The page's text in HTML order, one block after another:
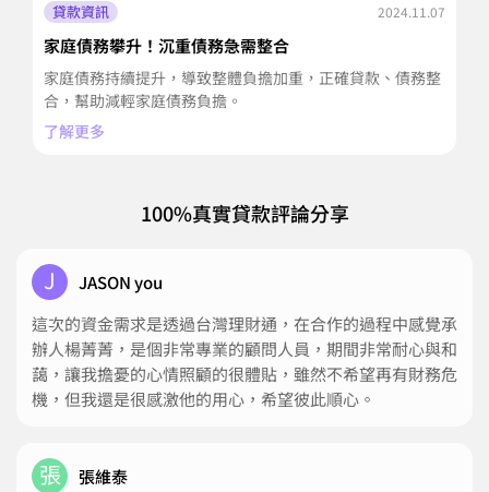
貸款資訊 2024.11.07
家庭債務攀升！沉重債務急需整合
家庭債務持續提升，導致整體負擔加重，正確貸款、債務整
合，幫助減輕家庭債務負擔。
了解更多
100%真實貸款評論分享
J
JASON you
這次的資金需求是透過台灣理財通，在合作的過程中感覺承
辦人楊菁菁，是個非常專業的顧問人員，期間非常耐心與和
藹，讓我擔憂的心情照顧的很體貼，雖然不希望再有財務危
機，但我還是很感激他的用心，希望彼此順心。
張
張維泰